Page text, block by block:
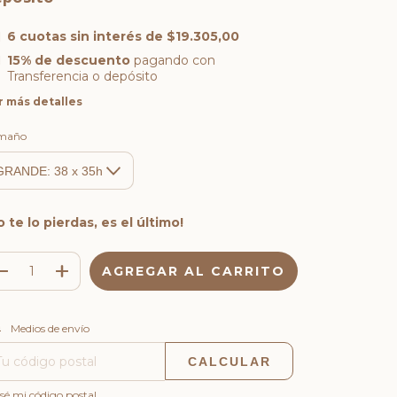
6 cuotas sin interés de $19.305,00
15% de descuentopagando con
Transferencia o depósito
más detalles
te lo pierdas, es el último!
para el CP:
Medios de envío
CALCULAR